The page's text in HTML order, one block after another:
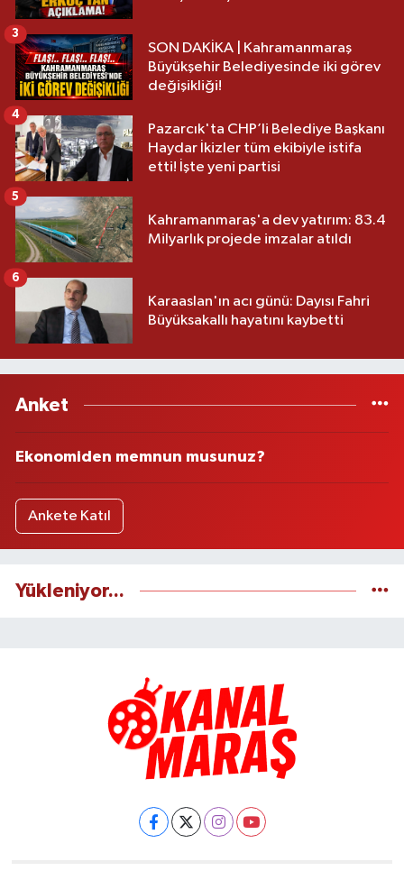
SON DAKİKA | Kahramanmaraş
Büyükşehir Belediyesinde iki görev
değişikliği!
3
Pazarcık'ta CHP’li Belediye Başkanı
Haydar İkizler tüm ekibiyle istifa
etti! İşte yeni partisi
4
Kahramanmaraş'a dev yatırım: 83.4
Milyarlık projede imzalar atıldı
5
Karaaslan'ın acı günü: Dayısı Fahri
Büyüksakallı hayatını kaybetti
6
Anket
Ekonomiden memnun musunuz?
Ankete Katıl
Yükleniyor...